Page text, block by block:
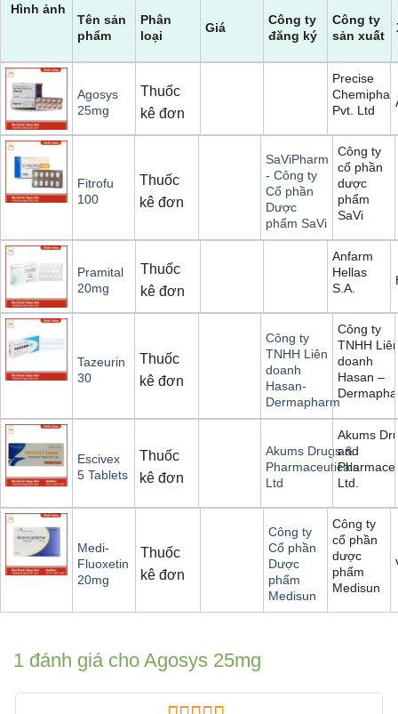
Hình ảnh
Tên sản
phẩm
Phân
loại
Giá
Công ty
đăng ký
Công ty
sản xuất
Agosys
25mg
Thuốc
kê đơn
Precise
Pvt. Ltd
Fitrofu
100
Thuốc
kê đơn
SaViPharm
- Công ty
Cổ phần
Dược
phẩm SaVi
Công ty
cổ phần
dược
phẩm
SaVi
Pramital
20mg
Thuốc
kê đơn
Anfarm
Hellas
S.A.
Tazeurin
30
Thuốc
kê đơn
Công ty
TNHH Liên
doanh
Hasan-
Dermapharm
Công ty
TNHH
doanh
Hasan –
Escivex
5 Tablets
Thuốc
kê đơn
Akums Drugs &
Pharmaceuticals
Ltd
Akums
and
Ltd.
Medi-
Fluoxetin
20mg
Thuốc
kê đơn
Công ty
Cổ phần
Dược
phẩm
Medisun
Công ty
cổ phần
dược
phẩm
Medisun
1 đánh giá cho Agosys 25mg